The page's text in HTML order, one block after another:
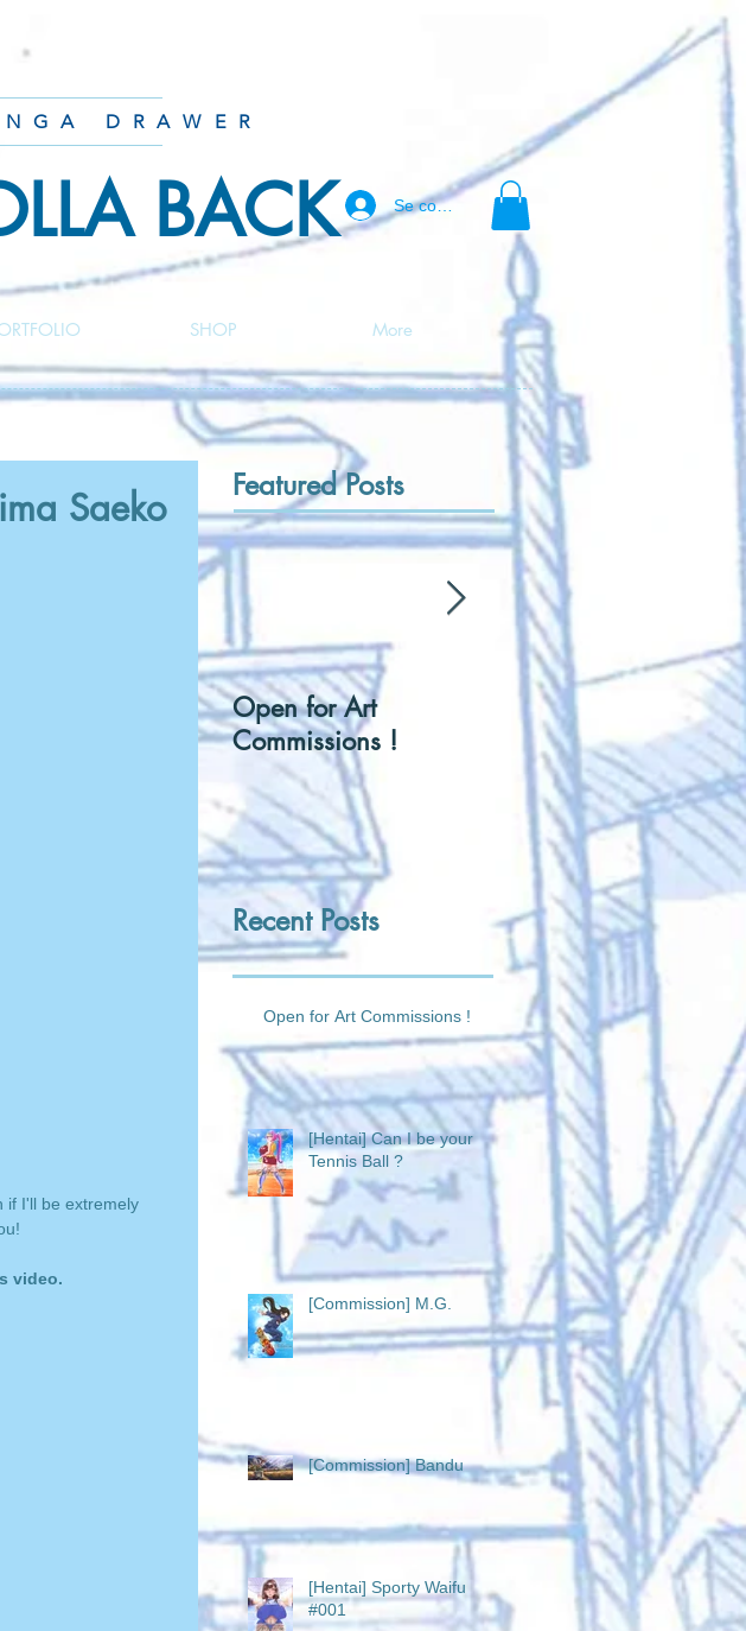
DRAWER
BACK Se connecter
SHOP More
Saeko
if I'll be extremely
video.
Featured Posts
Open for Art
Commissions !
[Hentai] Can I be
Tennis Ball ?
Recent Posts
Open for Art Commissions !
[Hentai] Can I be your
Tennis Ball ?
[Commission] M.G.
[Commission] Bandu
[Hentai] Sporty Waifu
#001